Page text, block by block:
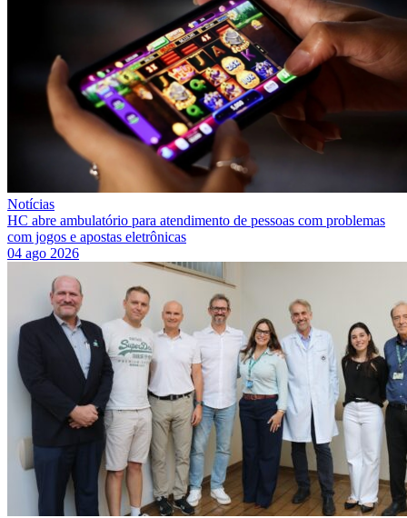
Notícias
HC abre ambulatório para atendimento de pessoas com problemas
com jogos e apostas eletrônicas
04 ago 2026